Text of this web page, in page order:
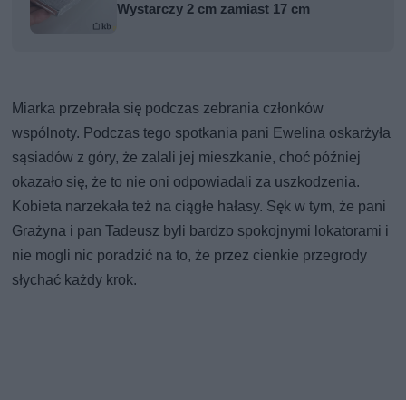
Wystarczy 2 cm zamiast 17 cm
Miarka przebrała się podczas zebrania członków
wspólnoty. Podczas tego spotkania pani Ewelina oskarżyła
sąsiadów z góry, że zalali jej mieszkanie, choć później
okazało się, że to nie oni odpowiadali za uszkodzenia.
Kobieta narzekała też na ciągłe hałasy. Sęk w tym, że pani
Grażyna i pan Tadeusz byli bardzo spokojnymi lokatorami i
nie mogli nic poradzić na to, że przez cienkie przegrody
słychać każdy krok.